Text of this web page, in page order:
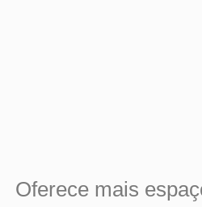
Oferece mais